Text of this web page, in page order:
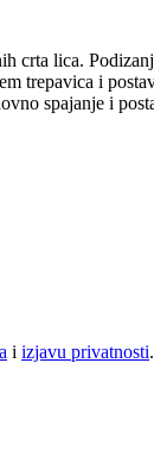
lica.
trepavica i
spajanje i
i izjavu privatnosti.